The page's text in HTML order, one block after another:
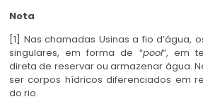
Nota
[1] Nas chamadas Usinas a fio d’água,
singulares, em forma de “pool”, em
direta de reservar ou armazenar água.
ser corpos hídricos diferenciados em
do rio.